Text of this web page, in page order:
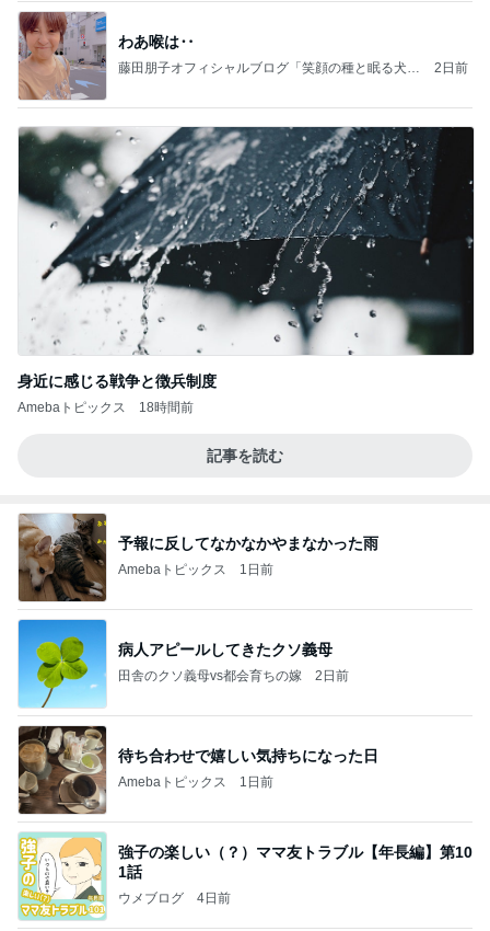
わあ喉は‥
藤田朋子オフィシャルブログ「笑顔の種と眠る犬」
2日前
身近に感じる戦争と徴兵制度
Amebaトピックス 18時間前
記事を読む
予報に反してなかなかやまなかった雨
Amebaトピックス 1日前
病人アピールしてきたクソ義母
田舎のクソ義母vs都会育ちの嫁 2日前
待ち合わせで嬉しい気持ちになった日
Amebaトピックス 1日前
強子の楽しい（？）ママ友トラブル【年長編】第10
1話
ウメブログ 4日前